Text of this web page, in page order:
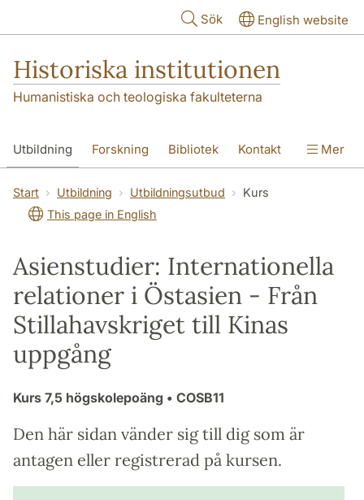
Sök English website
Historiska institutionen
Humanistiska och teologiska fakulteterna
Utbildning Forskning Bibliotek Kontakt
Om institutionen
Mer
Start Utbildning Utbildningsutbud
Kurs
This page in English
Asienstudier: Internationella
relationer i Östasien - Från
Stillahavskriget till Kinas
uppgång
Kurs 7,5 högskolepoäng • COSB11
Den här sidan vänder sig till dig som är
antagen eller registrerad på kursen.